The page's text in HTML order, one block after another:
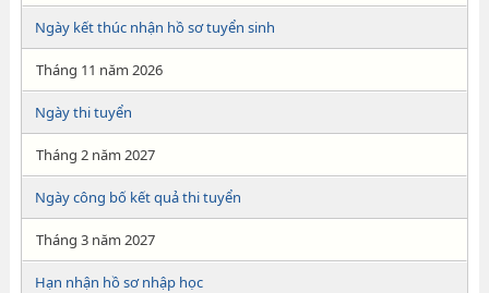
Ngày kết thúc nhận hồ sơ tuyển sinh
Tháng 11 năm 2026
Ngày thi tuyển
Tháng 2 năm 2027
Ngày công bố kết quả thi tuyển
Tháng 3 năm 2027
Hạn nhận hồ sơ nhập học